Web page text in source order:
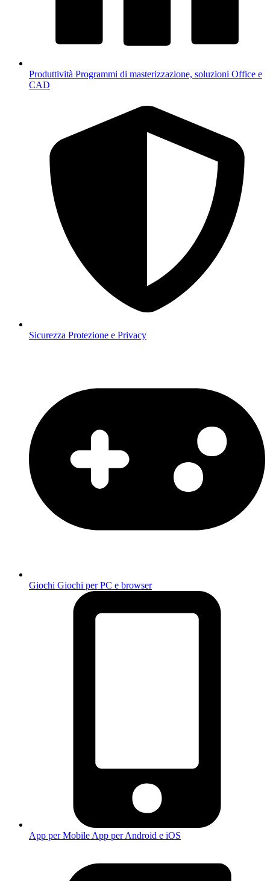
Produttività Programmi di masterizzazione, soluzioni Office e
CAD
Sicurezza Protezione e Privacy
Giochi Giochi per PC e browser
App per Mobile App per Android e iOS